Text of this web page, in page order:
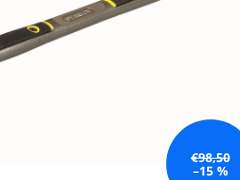
€98,50
–15 %